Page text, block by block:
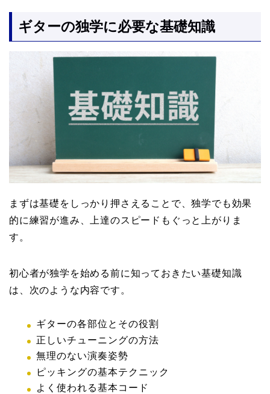
ギターの独学に必要な基礎知識
まずは基礎をしっかり押さえることで、独学でも効果
的に練習が進み、上達のスピードもぐっと上がりま
す。
初心者が独学を始める前に知っておきたい基礎知識
は、次のような内容です。
ギターの各部位とその役割
正しいチューニングの方法
無理のない演奏姿勢
ピッキングの基本テクニック
よく使われる基本コード